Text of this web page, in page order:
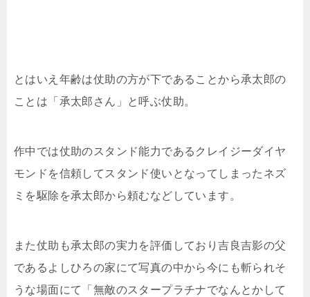
とはいえ年齢は仗助の方が下であることから承太郎の
ことは「承太郎さん」と呼ぶ仗助。
作中では仗助のスタンド能力であるクレイジーダイヤ
モンドを信頼してスタンド使いとなってしまったネズ
ミを駆除を承太郎から頼むなどしています。
また仗助も承太郎の実力を評価しており吉良吉影の父
であるよしひろの家にて写真の中から今にも斬られそ
うな場面にて「無敵のスタープラチナでなんとかして